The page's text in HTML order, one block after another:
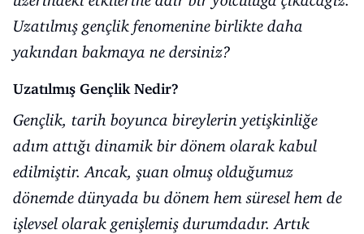
Uzatılmış gençlik fenomenine birlikte daha
yakından bakmaya ne dersiniz?
Uzatılmış Gençlik Nedir?
Gençlik, tarih boyunca bireylerin yetişkinliğe
adım attığı dinamik bir dönem olarak kabul
edilmiştir. Ancak, şuan olmuş olduğumuz
dönemde dünyada bu dönem hem süresel hem de
işlevsel olarak genişlemiş durumdadır. Artık